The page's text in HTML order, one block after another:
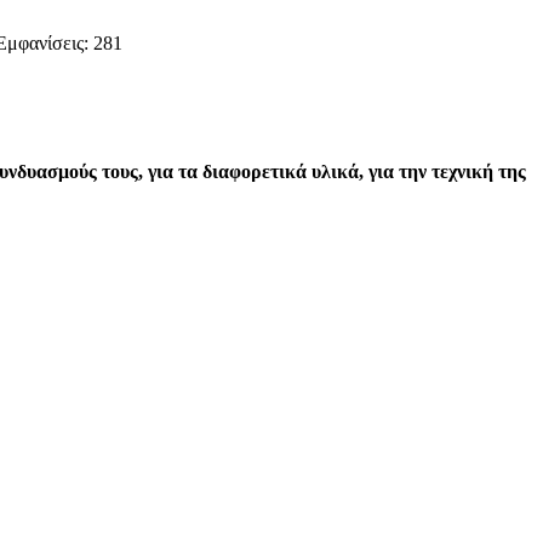
281
τους, για τα διαφορετικά υλικά, για την τεχνική της